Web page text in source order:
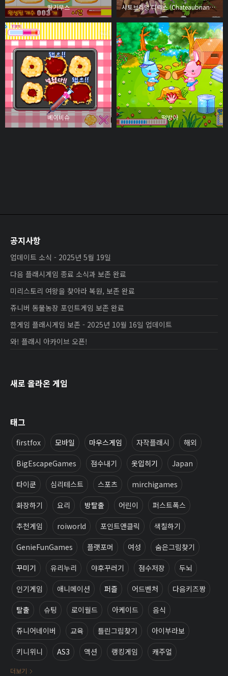
딸기무스 샤토브리앙 디럭스 (Chateaubriand Deluxe)
베이비슈 떡방아
공지사항
업데이트 소식 - 2025년 5월 19일
다음 플래시게임 종료 소식과 보존 완료
미리스토리 여왕을 찾아라 복원, 보존 완료
쥬니버 동물농장 포인트게임 보존 완료
한게임 플래시게임 보존 - 2025년 10월 16일 업데이트
와! 플래시 아카이브 오픈!
새로 올라온 게임
태그
firstfox 모바일 마우스게임 자작플래시 해외
BigEscapeGames 점수내기 옷입히기 Japan
타이쿤 심리테스트 스포츠 mirchigames
화장하기 요리 방탈출 어린이 퍼스트폭스
추천게임 roiworld 포인트앤클릭 색칠하기
GenieFunGames 플랫포머 여성 숨은그림찾기
꾸미기 유리누리 야후꾸러기 점수저장 두뇌
인기게임 애니메이션 퍼즐 어드벤처 다음키즈짱
탈출 슈팅 로이월드 아케이드 음식
쥬니어네이버 교육 틀린그림찾기 아이부라보
키니위니 AS3 액션 랭킹게임 캐주얼
더보기